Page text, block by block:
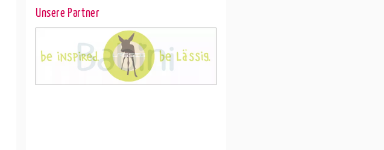
Unsere Partner